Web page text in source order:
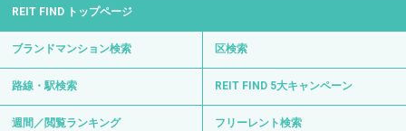
REIT FIND トップページ
ブランドマンション検索 区検索
路線・駅検索 REIT FIND 5大キャンペーン
週間／閲覧ランキング フリーレント検索